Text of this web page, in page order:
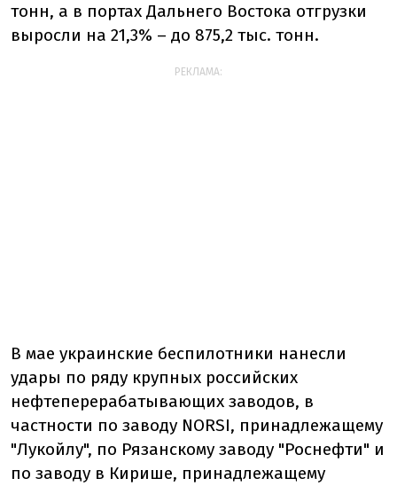
тонн, а в портах Дальнего Востока отгрузки
выросли на 21,3% – до 875,2 тыс. тонн.
РЕКЛАМА:
В мае украинские беспилотники нанесли
удары по ряду крупных российских
нефтеперерабатывающих заводов, в
частности по заводу NORSI, принадлежащему
"Лукойлу", по Рязанскому заводу "Роснефти" и
по заводу в Кирише, принадлежащему